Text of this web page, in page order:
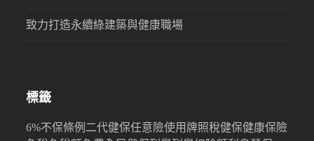
致力打造永續綠建築與健康職場
標籤
6%不保條例 二代健保任意險使用牌照稅健保健康保險